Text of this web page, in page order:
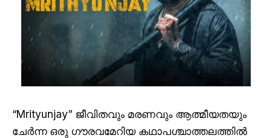
“Mrityunjay” ജീവിതവും മരണവും ആത്മീയതയും
ചേർന്ന ഒരു ഗൗരവമേറിയ കഥാപശ്ചാത്തലത്തിൽ